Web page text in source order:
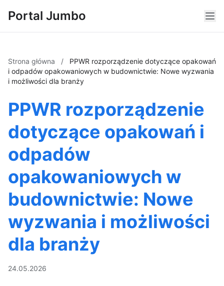
Portal Jumbo
Strona główna /
PPWR rozporządzenie dotyczące opakowań
i odpadów opakowaniowych w budownictwie: Nowe wyzwania
i możliwości dla branży
PPWR rozporządzenie
dotyczące opakowań i
odpadów
opakowaniowych w
budownictwie: Nowe
wyzwania i możliwości
dla branży
24.05.2026